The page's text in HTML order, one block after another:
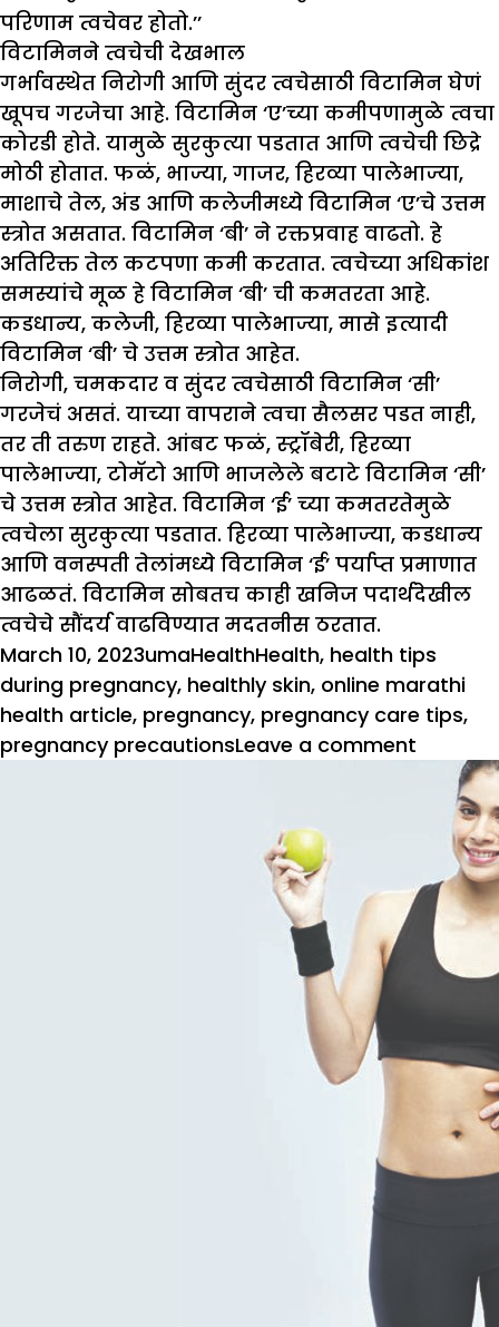
परिणाम त्वचेवर होतो.’’
विटामिनने त्वचेची देखभाल
गर्भावस्थेत निरोगी आणि सुंदर त्वचेसाठी विटामिन घेणं
खूपच गरजेचा आहे. विटामिन ‘ए’च्या कमीपणामुळे त्वचा
कोरडी होते. यामुळे सुरकुत्या पडतात आणि त्वचेची छिद्रे
मोठी होतात. फळं, भाज्या, गाजर, हिरव्या पालेभाज्या,
माशाचे तेल, अंड आणि कलेजीमध्ये विटामिन ‘ए’चे उत्तम
स्त्रोत असतात. विटामिन ‘बी’ ने रक्तप्रवाह वाढतो. हे
अतिरिक्त तेल कटपणा कमी करतात. त्वचेच्या अधिकांश
समस्यांचे मूळ हे विटामिन ‘बी’ ची कमतरता आहे.
कडधान्य, कलेजी, हिरव्या पालेभाज्या, मासे इत्यादी
विटामिन ‘बी’ चे उत्तम स्त्रोत आहेत.
निरोगी, चमकदार व सुंदर त्वचेसाठी विटामिन ‘सी’
गरजेचं असतं. याच्या वापराने त्वचा सैलसर पडत नाही,
तर ती तरुण राहते. आंबट फळं, स्ट्रॉबेरी, हिरव्या
पालेभाज्या, टोमॅटो आणि भाजलेले बटाटे विटामिन ‘सी’
चे उत्तम स्त्रोत आहेत. विटामिन ‘ई’ च्या कमतरतेमुळे
त्वचेला सुरकुत्या पडतात. हिरव्या पालेभाज्या, कडधान्य
आणि वनस्पती तेलांमध्ये विटामिन ‘ई’ पर्याप्त प्रमाणात
आढळतं. विटामिन सोबतच काही खनिज पदार्थदेखील
त्वचेचे सौंदर्य वाढविण्यात मदतनीस ठरतात.
Posted
on
March 10, 2023Author
umaCategories
HealthTags
Health, health tips
during pregnancy, healthly skin, online marathi
health article, pregnancy, pregnancy care tips,
pregnancy precautionsLeave a comment
त्वचा
राहील
नितळ